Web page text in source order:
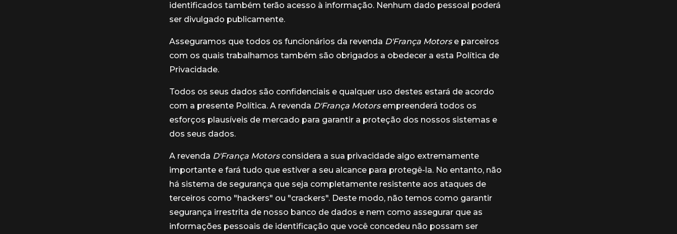
identificados também terão acesso à informação. Nenhum dado pessoal poderá
ser divulgado publicamente.
Asseguramos que todos os funcionários da revenda D'França Motorse parceiros
com os quais trabalhamos também são obrigados a obedecer a esta Política de
Privacidade.
Todos os seus dados são confidenciais e qualquer uso destes estará de acordo
com a presente Política. A revenda D'França Motorsempreenderá todos os
esforços plausíveis de mercado para garantir a proteção dos nossos sistemas e
dos seus dados.
A revenda D'França Motorsconsidera a sua privacidade algo extremamente
importante e fará tudo que estiver a seu alcance para protegê-la. No entanto, não
há sistema de segurança que seja completamente resistente aos ataques de
terceiros como "hackers" ou "crackers". Deste modo, não temos como garantir
segurança irrestrita de nosso banco de dados e nem como assegurar que as
informações pessoais de identificação que você concedeu não possam ser